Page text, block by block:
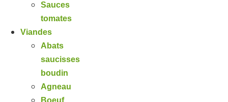
Sauces
tomates
Viandes
Abats
saucisses
boudin
Agneau